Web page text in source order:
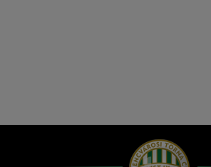
Hírek